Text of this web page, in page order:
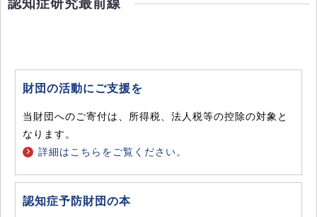
認知症研究最前線
財団の活動にご支援を
当財団へのご寄付は、所得税、法人税等の控除の対象と
なります。
詳細はこちらをご覧ください。
認知症予防財団の本